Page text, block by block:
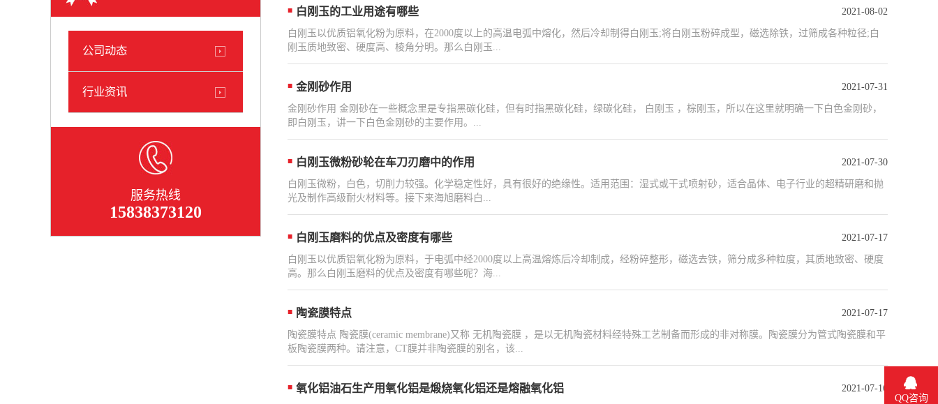
公司动态
行业资讯
服务热线
15838373120
白刚玉的工业用途有哪些 2021-08-02
白刚玉以优质铝氧化粉为原料，在2000度以上的高温电弧中熔化，然后冷却制得白刚玉;将白刚玉粉碎成型，磁选除铁，过筛成各种粒径;白
刚玉质地致密、硬度高、棱角分明。那么白刚玉...
金刚砂作用 2021-07-31
金刚砂作用 金刚砂在一些概念里是专指黑碳化硅，但有时指黑碳化硅，绿碳化硅， 白刚玉 ，棕刚玉，所以在这里就明确一下白色金刚砂，
即白刚玉，讲一下白色金刚砂的主要作用。...
白刚玉微粉砂轮在车刀刃磨中的作用 2021-07-30
白刚玉微粉，白色，切削力较强。化学稳定性好，具有很好的绝缘性。适用范围：湿式或干式喷射砂，适合晶体、电子行业的超精研磨和抛
光及制作高级耐火材料等。接下来海旭磨料白...
白刚玉磨料的优点及密度有哪些 2021-07-17
白刚玉以优质铝氧化粉为原料，于电弧中经2000度以上高温熔炼后冷却制成，经粉碎整形，磁选去铁，筛分成多种粒度，其质地致密、硬度
高。那么白刚玉磨料的优点及密度有哪些呢？海...
陶瓷膜特点 2021-07-17
陶瓷膜特点 陶瓷膜(ceramic membrane)又称 无机陶瓷膜 ，是以无机陶瓷材料经特殊工艺制备而形成的非对称膜。陶瓷膜分为管式陶瓷膜和平
板陶瓷膜两种。请注意，CT膜并非陶瓷膜的别名，该...
氧化铝油石生产用氧化铝是煅烧氧化铝还是熔融氧化铝 2021-07-16
QQ咨询